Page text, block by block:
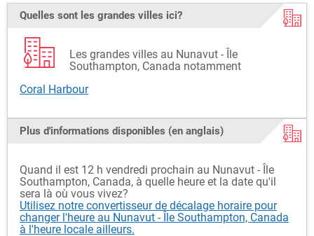
Quelles sont les grandes villes ici?
Les grandes villes au Nunavut - Île
Southampton, Canada notamment
Coral Harbour
Plus d'informations disponibles (en anglais)
Quand il est 12 h vendredi prochain au Nunavut - Île
Southampton, Canada, à quelle heure et la date qu'il
sera là où vous vivez?
Utilisez notre convertisseur de décalage horaire pour
changer l'heure au Nunavut - Île Southampton, Canada
à l'heure locale ailleurs.